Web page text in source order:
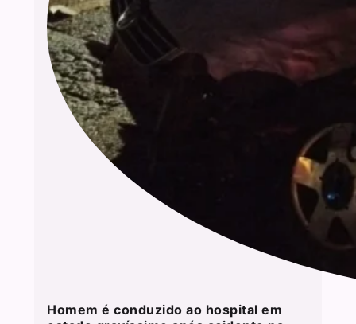
Homem é conduzido ao hospital em